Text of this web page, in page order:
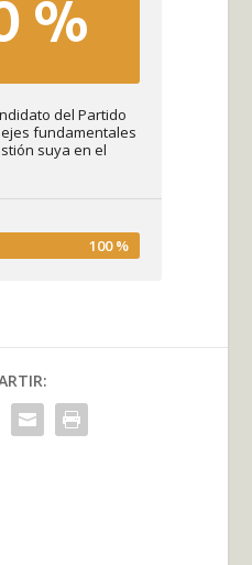
%
del Partido
fundamentales
suya en el
100 %